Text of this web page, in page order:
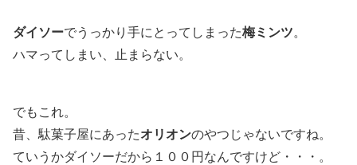
ダイソーでうっかり手にとってしまった梅ミンツ。
ハマってしまい、止まらない。
でもこれ。
昔、駄菓子屋にあったオリオンのやつじゃないですね。
ていうかダイソーだから１００円なんですけど・・・。